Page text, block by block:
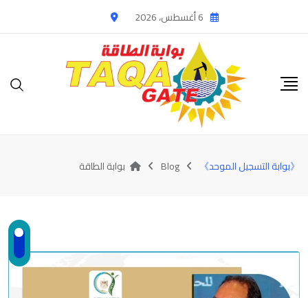
to
6 أغسطس، 2026
《بوابة التسجيل الموحد》 Blog بوابة الطاقة